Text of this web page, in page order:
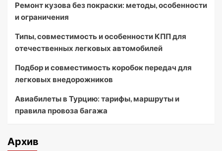
Ремонт кузова без покраски: методы, особенности
и ограничения
Типы, совместимость и особенности КПП для
отечественных легковых автомобилей
Подбор и совместимость коробок передач для
легковых внедорожников
Авиабилеты в Турцию: тарифы, маршруты и
правила провоза багажа
Архив